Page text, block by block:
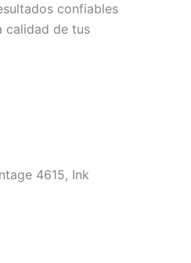
confiables
calidad de tus
4615, Ink